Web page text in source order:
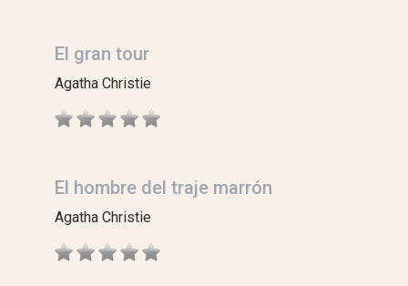
El gran tour
Agatha Christie
El hombre del traje marrón
Agatha Christie